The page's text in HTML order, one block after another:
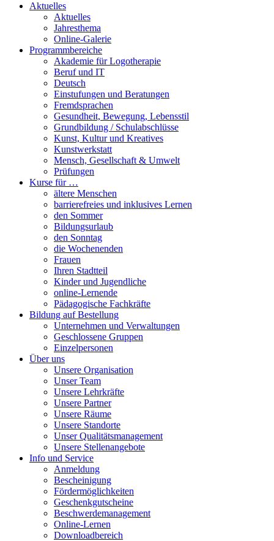
Aktuelles
Aktuelles
Jahresthema
Online-Galerie
Programmbereiche
Akademie für Logotherapie
Beruf und IT
Deutsch
Einstufungen und Beratungen
Fremdsprachen
Gesundheit, Bewegung, Lebensstil
Grundbildung / Schulabschlüsse
Kunst, Kultur und Kreatives
Kunstwerkstatt
Mensch, Gesellschaft & Umwelt
Prüfungen
Kurse für …
ältere Menschen
barrierefreies und inklusives Lernen
den Sommer
Bildungsurlaub
den Sonntag
die Wochenenden
Frauen
Ihren Stadtteil
Kinder und Jugendliche
online-Lernende
Pädagogische Fachkräfte
Bildung auf Bestellung
Unternehmen und Verwaltungen
Geschlossene Gruppen
Einzelpersonen
Über uns
Unsere Organisation
Unser Team
Unsere Lehrkräfte
Unsere Partner
Unsere Räume
Unsere Standorte
Unser Qualitätsmanagement
Unsere Stellenangebote
Info und Service
Anmeldung
Bescheinigung
Fördermöglichkeiten
Geschenkgutscheine
Beschwerdemanagement
Online-Lernen
Downloadbereich